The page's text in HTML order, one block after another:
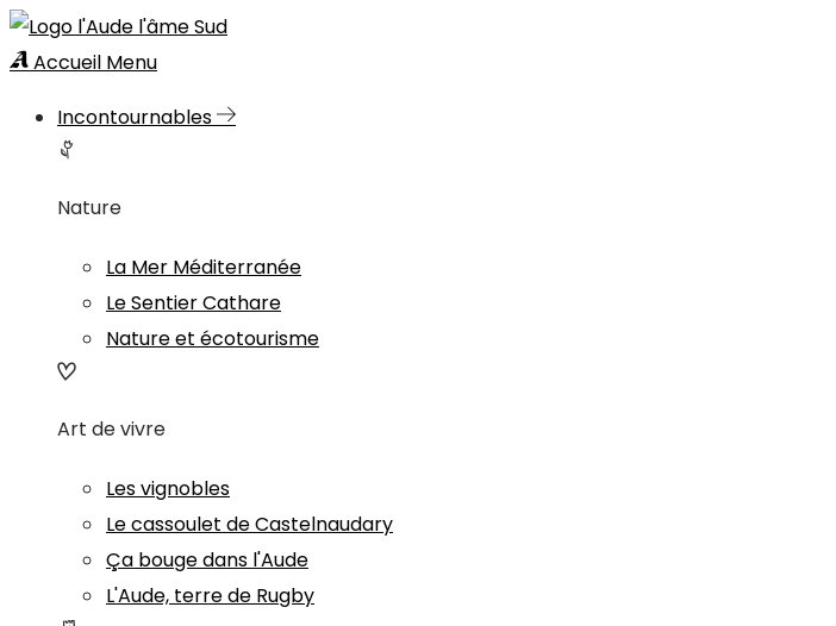
Accueil Menu
Incontournables
Nature
La Mer Méditerranée
Le Sentier Cathare
Nature et écotourisme
Art de vivre
Les vignobles
Le cassoulet de Castelnaudary
Ça bouge dans l'Aude
L'Aude, terre de Rugby